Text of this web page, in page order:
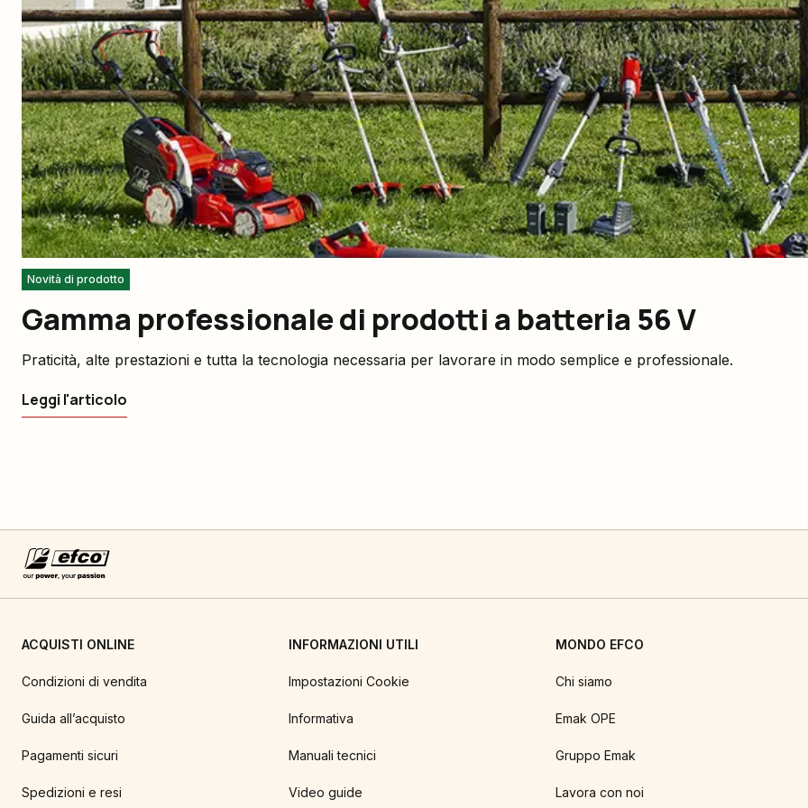
Novità di prodotto
Gamma professionale di prodotti a batteria 56 V
Praticità, alte prestazioni e tutta la tecnologia necessaria per lavorare in modo semplice e professionale.
Leggi l'articolo
ACQUISTI ONLINE
Condizioni di vendita
Guida all’acquisto
Pagamenti sicuri
Spedizioni e resi
INFORMAZIONI UTILI
Impostazioni Cookie
Informativa
Manuali tecnici
Video guide
MONDO EFCO
Chi siamo
Emak OPE
Gruppo Emak
Lavora con noi